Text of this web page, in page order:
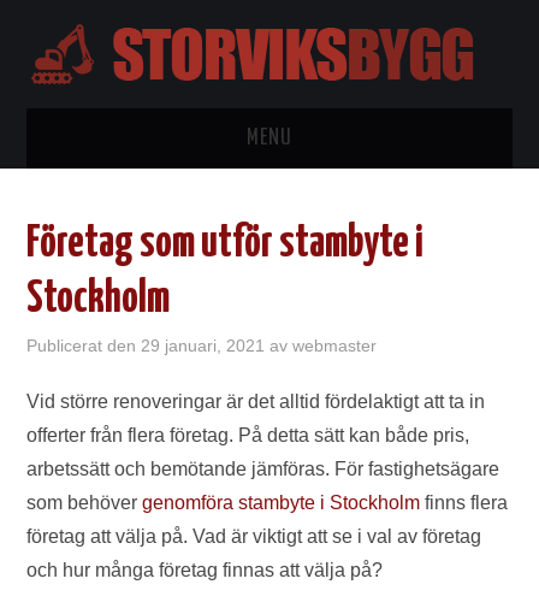
MENU
BYGGTIPS
WORDPRESS
Företag som utför stambyte i
Stockholm
Publicerat den 29 januari, 2021 avwebmaster
Vid större renoveringar är det alltid fördelaktigt att ta in
offerter från flera företag. På detta sätt kan både pris,
arbetssätt och bemötande jämföras. För fastighetsägare
som behövergenomföra stambyte i Stockholm finns flera
företag att välja på. Vad är viktigt att se i val av företag
och hur många företag finnas att välja på?